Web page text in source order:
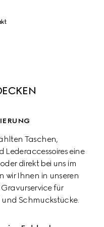
Taschen,
eine
direkt bei uns im
wir Ihnen in unseren
Gravurservice für
Schmuckstücke.